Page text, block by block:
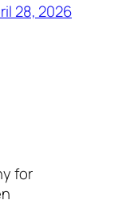
28, 2026
for